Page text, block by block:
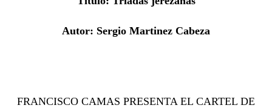
Autor: Sergio Martinez Cabeza
FRANCISCO CAMAS PRESENTA EL CARTEL DE